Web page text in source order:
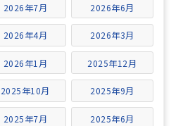
2026年7月 2026年6月
2026年4月 2026年3月
2026年1月 2025年12月
2025年10月 2025年9月
2025年7月 2025年6月